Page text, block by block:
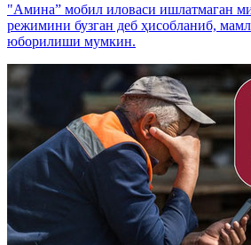
"Амина” мобил иловаси ишлатмаган
режимини бузган деб ҳисобланиб,
юборилиши мумкин.